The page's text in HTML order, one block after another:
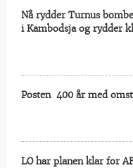
Nå rydder Turnus
i Kambodsja og rydder
Posten  400 år med
LO har planen klar for